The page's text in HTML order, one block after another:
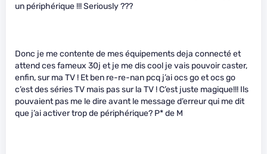
un périphérique !!! Seriously ???
Donc je me contente de mes équipements deja connecté et
attend ces fameux 30j et je me dis cool je vais pouvoir caster,
enfin, sur ma TV ! Et ben re-re-nan pcq j’ai ocs go et ocs go
c’est des séries TV mais pas sur la TV ! C’est juste magique!!! Ils
pouvaient pas me le dire avant le message d’erreur qui me dit
que j’ai activer trop de périphérique? P* de M